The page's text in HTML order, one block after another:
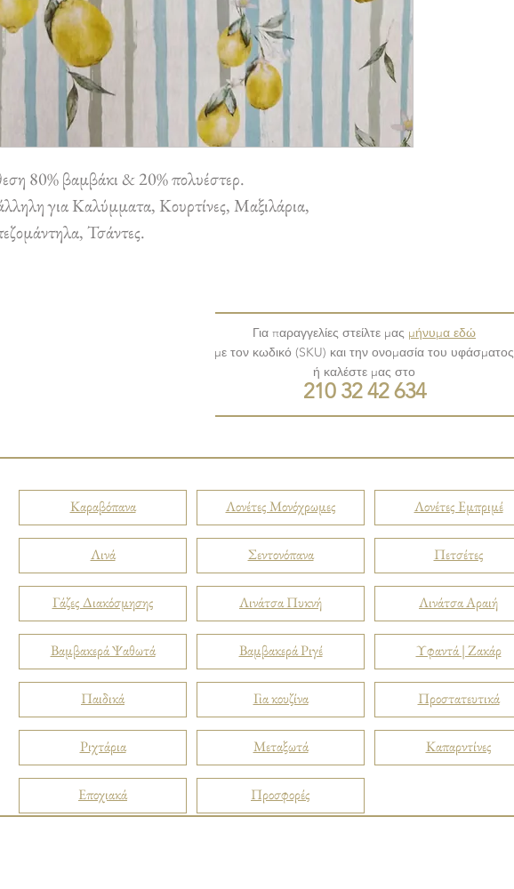
80% βαμβάκι & 20% πολυέστερ.
για Καλύμματα, Κουρτίνες, Μαξιλάρια,
Τσάντες.
Για παραγγελίες στείλτε μας μήνυμα εδώ
με τον κωδικό (SKU) και την ονομασία του υφάσματος
ή καλέστε μας στο
210 32 42 634
Καραβόπανα
Λινά
Γάζες Διακόσμησης
Βαμβακερά Ψαθωτά
Παιδικά
Ριχτάρια
Εποχιακά
Λονέτες Μονόχρωμες
Σεντονόπανα
Λινάτσα Πυκνή
Βαμβακερά Ριγέ
Για κουζίνα
Μεταξωτά
Προσφορές
Λονέτες Εμπριμέ
Πετσέτες
Λινάτσα Αραιή
Υφαντά | Ζακάρ
Προστατευτικά
Καπαρντίνες